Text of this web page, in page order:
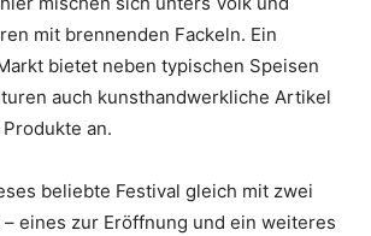
mit brennenden Fackeln. Ein
bietet neben typischen Speisen
auch kunsthandwerkliche Artikel
an.
beliebte Festival gleich mit zwei
eines zur Eröffnung und ein weiteres